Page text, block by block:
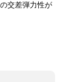
交差弾力性が